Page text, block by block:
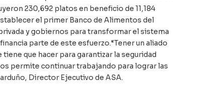
230,692 platos en beneficio de 11,184
el primer Banco de Alimentos del
y gobiernos para transformar el sistema
parte de este esfuerzo.“Tener un aliado
que hacer para garantizar la seguridad
permite continuar trabajando para lograr las
Director Ejecutivo de ASA.